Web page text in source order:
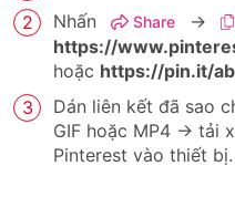
Nhấn
Share →
https://
hoặc https://pin.it/
Dán liên kết đã sao
GIF hoặc MP4 → tải
Pinterest vào thiết bị.